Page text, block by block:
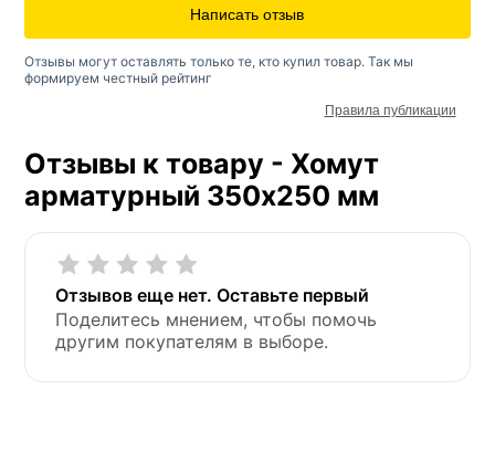
Отзывы к товару - Хомут
арматурный 350х250 мм
Отзывов еще нет. Оставьте первый
Поделитесь мнением, чтобы помочь
другим покупателям в выборе.
Написать отзыв
Отзывы могут оставлять только те, кто купил товар. Так мы
формируем честный рейтинг
Правила публикации